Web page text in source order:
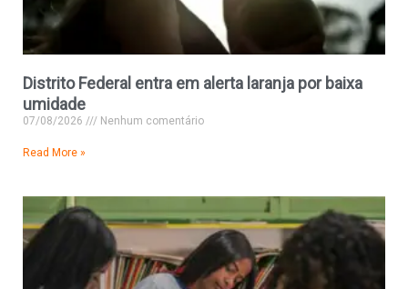
Distrito Federal entra em alerta laranja por baixa
umidade
07/08/2026 Nenhum comentário
Read More »